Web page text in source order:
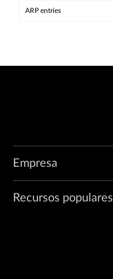
ARP entries
Empresa
Recursos populares